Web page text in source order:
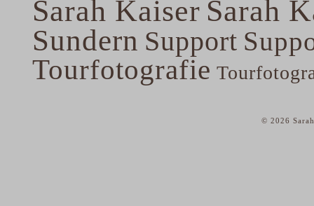
Sarah Kaiser Sarah
Sundern Support
Tourfotografie
© 2026